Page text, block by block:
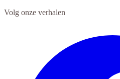
Volg onze verhalen